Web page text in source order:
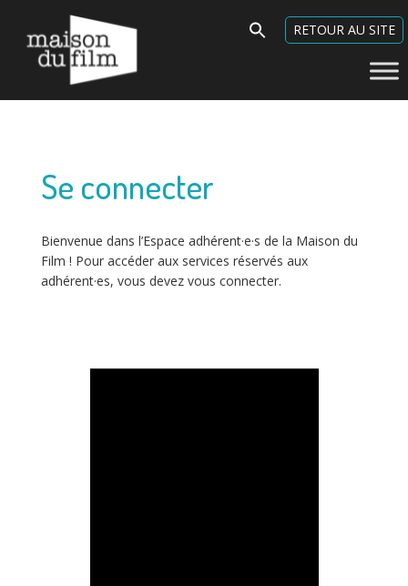
Espace adhérent·e - Maison
du Film
Search
for:
RETOUR AU SITE
Se connecter
Bienvenue dans l’Espace adhérent·e·s de la Maison du
Film ! Pour accéder aux services réservés aux
adhérent·es, vous devez vous connecter.